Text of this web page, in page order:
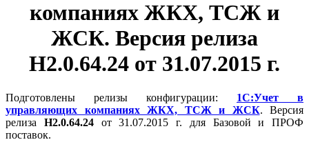
компаниях ЖКХ, ТСЖ и
ЖСК. Версия релиза
Н2.0.64.24 от 31.07.2015 г.
Подготовлены релизы конфигурации: 1С:Учет в
управляющих компаниях ЖКХ, ТСЖ и ЖСК. Версия
релиза Н2.0.64.24от 31.07.2015 г. для Базовой и ПРОФ
поставок.